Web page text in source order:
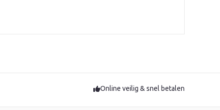
Online veilig & snel betalen